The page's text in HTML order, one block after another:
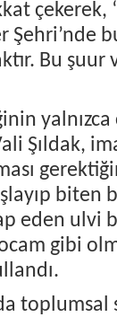
çekerek,
Şehri’nde
Bu
yalnızca
Şıldak,
biten
eden ulvi
gibi